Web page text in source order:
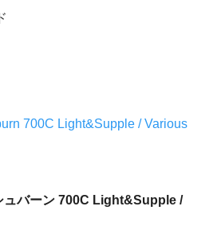
ュバーン 700C Light&Supple /